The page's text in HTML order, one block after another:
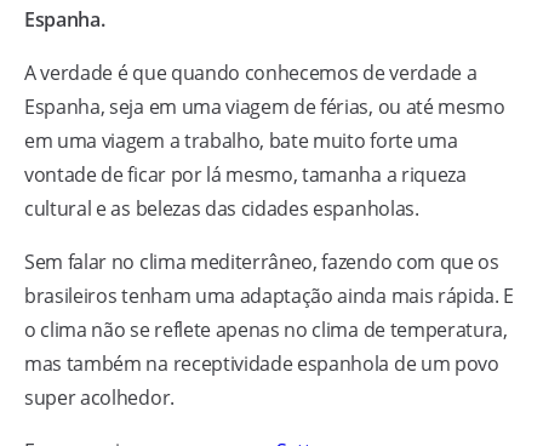
Espanha.
A verdade é que quando conhecemos de verdade a
Espanha, seja em uma viagem de férias, ou até mesmo
em uma viagem a trabalho, bate muito forte uma
vontade de ficar por lá mesmo, tamanha a riqueza
cultural e as belezas das cidades espanholas.
Sem falar no clima mediterrâneo, fazendo com que os
brasileiros tenham uma adaptação ainda mais rápida. E
o clima não se reflete apenas no clima de temperatura,
mas também na receptividade espanhola de um povo
super acolhedor.